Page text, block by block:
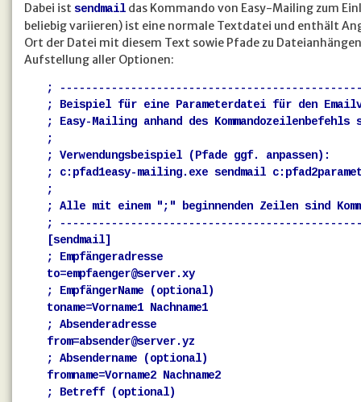
Dabei ist sendmail das Kommando von Easy-Mailing zum
beliebig variieren) ist eine normale Textdatei und enthält
Ort der Datei mit diesem Text sowie Pfade zu
Aufstellung aller Optionen:
;
; Beispiel für eine Parameterdatei für den
; Easy-Mailing anhand des Kommandozeilenbefehls
;
; Verwendungsbeispiel (Pfade ggf. anpassen):
; c:pfad1easy-mailing.exe sendmail
;
; Alle mit einem ";" beginnenden Zeilen sind
;
[sendmail]
; Empfängeradresse
to=empfaenger@server.xy
; EmpfängerName (optional)
toname=Vorname1 Nachname1
; Absenderadresse
from=absender@server.yz
; Absendername (optional)
fromname=Vorname2 Nachname2
; Betreff (optional)